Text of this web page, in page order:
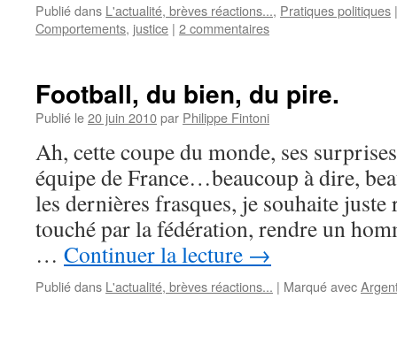
Publié dans L'actualité, brèves réactions..., Pratiques politiques |
Comportements, justice | 2 commentaires
Football, du bien, du pire.
Publié le20 juin 2010par Philippe Fintoni
Ah, cette coupe du monde, ses
équipe de France…beaucoup à dire,
les dernières frasques, je souhaite juste
touché par la fédération, rendre un
… Continuer la lecture →
Publié dans L'actualité, brèves réactions... | Marqué avec